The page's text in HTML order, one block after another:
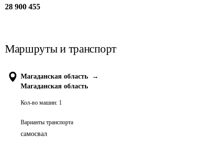
28 900 455
Маршруты и транспорт
Магаданская область
→
Магаданская область
Кол-во машин: 1
Варианты транспорта
самосвал